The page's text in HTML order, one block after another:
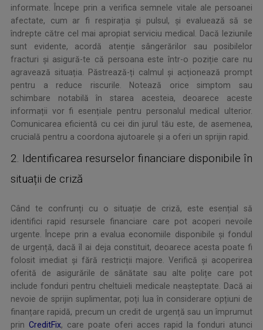
informate. Începe prin a verifica semnele vitale ale persoanei
afectate, cum ar fi respirația și pulsul, și evaluează să se
îndrepte către cel mai apropiat serviciu medical. Dacă leziunile
sunt evidente, acordă atenție sângerărilor sau posibilelor
fracturi și asigură-te că persoana este într-o poziție care nu
agravează situația. Păstrează-ți calmul și acționează prompt
pentru a reduce riscurile. Notează orice simptom sau
schimbare notabilă în starea acesteia, deoarece aceste
informații vor fi esențiale pentru personalul medical ulterior.
Comunicarea eficientă cu cei din jurul tău este, de asemenea,
crucială pentru a coordona ajutoarele și a oferi un sprijin rapid.
2. Identificarea resurselor financiare disponibile în
situații de criză
Când te confrunți cu o situație de criză, este esențial să
identifici rapid resursele financiare care pot acoperi nevoile
urgente. Începe prin a evalua economiile disponibile și fondul
de urgență, dacă îl ai deja constituit, deoarece acesta poate fi
folosit imediat și fără restricții majore. Verifică și acoperirea
oferită de asigurările de sănătate sau alte polițe care pot
include fonduri pentru cheltuieli medicale neașteptate. Dacă ai
nevoie de sprijin suplimentar, poți lua în considerare opțiuni de
finanțare rapidă, precum un credit de urgență sau un împrumut
prin CreditFix, care poate oferi acces rapid la fonduri atunci